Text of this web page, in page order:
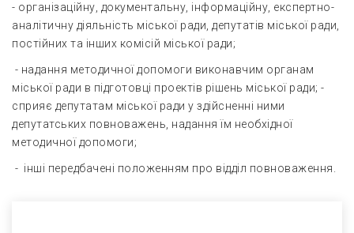
- організаційну, документальну, інформаційну, експертно-
аналітичну діяльність міської ради, депутатів міської ради,
постійних та інших комісій міської ради;
- надання методичної допомоги виконавчим органам
міської ради в підготовці проектів рішень міської ради; -
сприяє депутатам міської ради у здійсненні ними
депутатських повноважень, надання їм необхідної
методичної допомоги;
- інші передбачені положенням про відділ повноваження.